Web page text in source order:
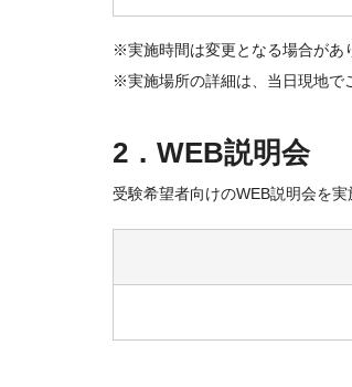
※実施時間は変更となる場合があ
※実施場所の詳細は、当日現地で
2．WEB説明会
受験希望者向けのWEB説明会を実